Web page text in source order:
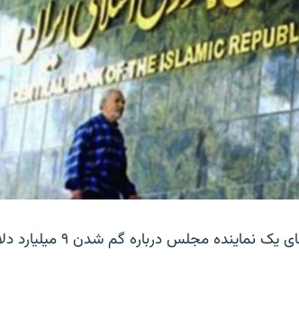
بانک مرکزی ایران روز جمعه با انتشار اطلاعیه‌ای، گفته‌های یک